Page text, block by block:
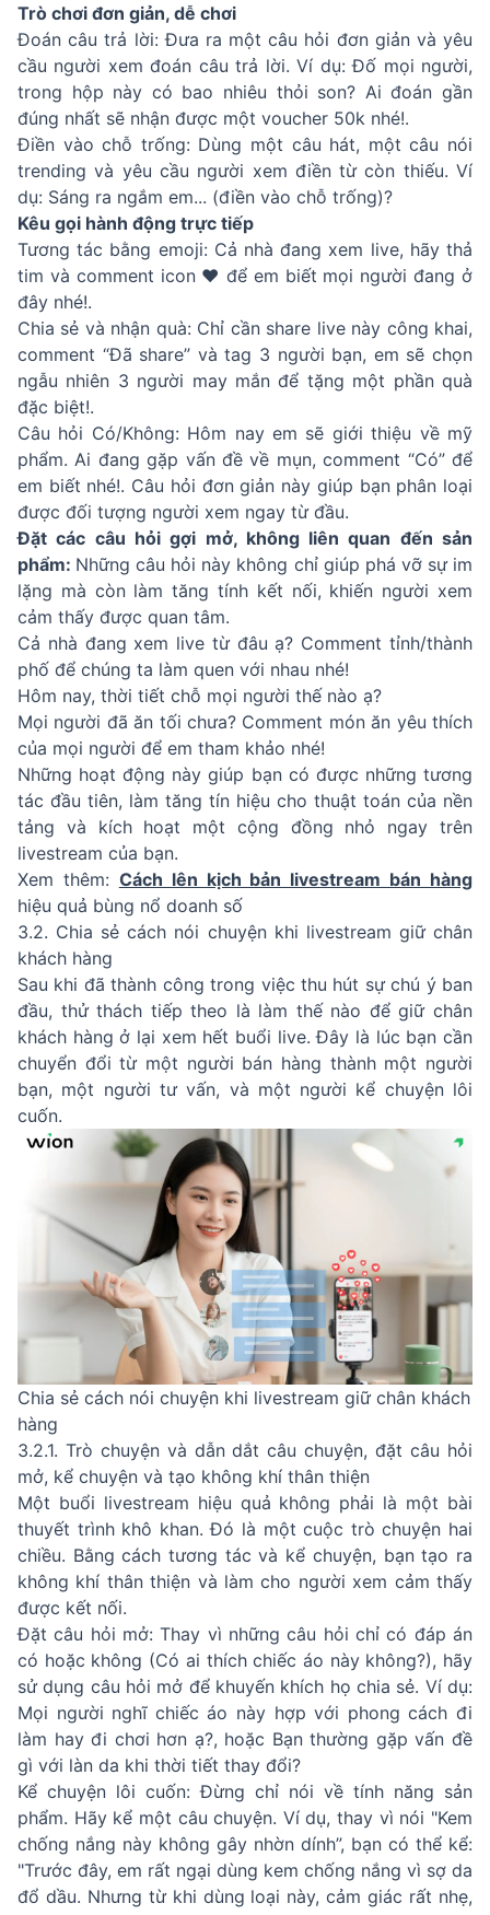
Trò chơi đơn giản, dễ chơi
Đoán câu trả lời: Đưa ra một câu hỏi đơn giản và yêu
cầu người xem đoán câu trả lời. Ví dụ: Đố mọi người,
trong hộp này có bao nhiêu thỏi son? Ai đoán gần
đúng nhất sẽ nhận được một voucher 50k nhé!.
Điền vào chỗ trống: Dùng một câu hát, một câu nói
trending và yêu cầu người xem điền từ còn thiếu. Ví
dụ: Sáng ra ngắm em... (điền vào chỗ trống)?
Kêu gọi hành động trực tiếp
Tương tác bằng emoji: Cả nhà đang xem live, hãy thả
tim và comment icon ❤️ để em biết mọi người đang ở
đây nhé!.
Chia sẻ và nhận quà: Chỉ cần share live này công khai,
comment “Đã share” và tag 3 người bạn, em sẽ chọn
ngẫu nhiên 3 người may mắn để tặng một phần quà
đặc biệt!.
Câu hỏi Có/Không: Hôm nay em sẽ giới thiệu về mỹ
phẩm. Ai đang gặp vấn đề về mụn, comment “Có” để
em biết nhé!. Câu hỏi đơn giản này giúp bạn phân loại
được đối tượng người xem ngay từ đầu.
Đặt các câu hỏi gợi mở, không liên quan đến sản
phẩm: Những câu hỏi này không chỉ giúp phá vỡ sự im
lặng mà còn làm tăng tính kết nối, khiến người xem
cảm thấy được quan tâm.
Cả nhà đang xem live từ đâu ạ? Comment tỉnh/thành
phố để chúng ta làm quen với nhau nhé!
Hôm nay, thời tiết chỗ mọi người thế nào ạ?
Mọi người đã ăn tối chưa? Comment món ăn yêu thích
của mọi người để em tham khảo nhé!
Những hoạt động này giúp bạn có được những tương
tác đầu tiên, làm tăng tín hiệu cho thuật toán của nền
tảng và kích hoạt một cộng đồng nhỏ ngay trên
livestream của bạn.
Xem thêm: Cách lên kịch bản livestream bán hàng
hiệu quả bùng nổ doanh số
3.2. Chia sẻ cách nói chuyện khi livestream giữ chân
khách hàng
Sau khi đã thành công trong việc thu hút sự chú ý ban
đầu, thử thách tiếp theo là làm thế nào để giữ chân
khách hàng ở lại xem hết buổi live. Đây là lúc bạn cần
chuyển đổi từ một người bán hàng thành một người
bạn, một người tư vấn, và một người kể chuyện lôi
cuốn.
Chia sẻ cách nói chuyện khi livestream giữ chân khách
hàng
3.2.1. Trò chuyện và dẫn dắt câu chuyện, đặt câu hỏi
mở, kể chuyện và tạo không khí thân thiện
Một buổi livestream hiệu quả không phải là một bài
thuyết trình khô khan. Đó là một cuộc trò chuyện hai
chiều. Bằng cách tương tác và kể chuyện, bạn tạo ra
không khí thân thiện và làm cho người xem cảm thấy
được kết nối.
Đặt câu hỏi mở: Thay vì những câu hỏi chỉ có đáp án
có hoặc không (Có ai thích chiếc áo này không?), hãy
sử dụng câu hỏi mở để khuyến khích họ chia sẻ. Ví dụ:
Mọi người nghĩ chiếc áo này hợp với phong cách đi
làm hay đi chơi hơn ạ?, hoặc Bạn thường gặp vấn đề
gì với làn da khi thời tiết thay đổi?
Kể chuyện lôi cuốn: Đừng chỉ nói về tính năng sản
phẩm. Hãy kể một câu chuyện. Ví dụ, thay vì nói "Kem
chống nắng này không gây nhờn dính”, bạn có thể kể:
"Trước đây, em rất ngại dùng kem chống nắng vì sợ da
đổ dầu. Nhưng từ khi dùng loại này, cảm giác rất nhẹ,